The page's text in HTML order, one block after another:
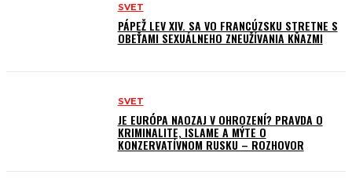
SVET
PÁPEŽ LEV XIV. SA VO FRANCÚZSKU STRETNE S
OBEŤAMI SEXUÁLNEHO ZNEUŽÍVANIA KŇAZMI
SVET
JE EURÓPA NAOZAJ V OHROZENÍ? PRAVDA O
KRIMINALITE, ISLAME A MÝTE O
KONZERVATÍVNOM RUSKU – ROZHOVOR